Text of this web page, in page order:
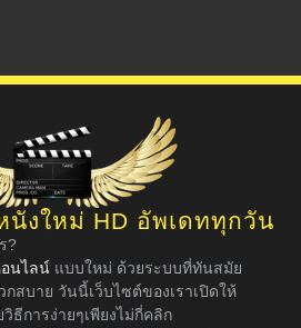
งใหม่ HD อัพเดททุกวัน
?
นไลน์ แบบใหม่ ด้วยระบบที่ทันสมัย
สบาย วันนี้เว็บไซต์ของเราเปิดให้
ธีการง่ายๆเพียงไม่กี่คลิก